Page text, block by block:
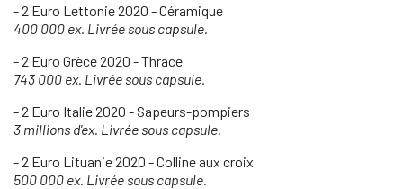
- 2 Euro Lettonie 2020 - Céramique
400 000 ex. Livrée sous capsule.
- 2 Euro Grèce 2020 - Thrace
743 000 ex. Livrée sous capsule.
- 2 Euro Italie 2020 - Sapeurs-pompiers
3 millions d'ex. Livrée sous capsule.
- 2 Euro Lituanie 2020 - Colline aux croix
500 000 ex. Livrée sous capsule.